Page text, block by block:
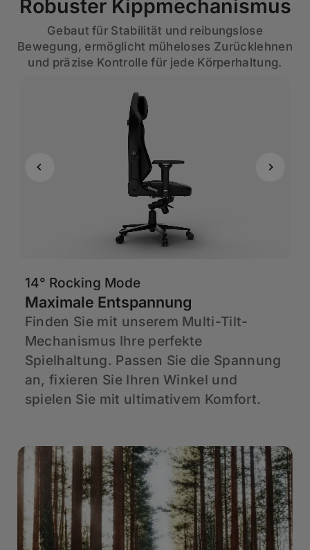
Robuster Kippmechanismus
Gebaut für Stabilität und reibungslose
Bewegung, ermöglicht müheloses Zurücklehnen
und präzise Kontrolle für jede Körperhaltung.
14° Rocking Mode
Maximale Entspannung
Finden Sie mit unserem Multi-Tilt-
Mechanismus Ihre perfekte
Spielhaltung. Passen Sie die Spannung
an, fixieren Sie Ihren Winkel und
spielen Sie mit ultimativem Komfort.